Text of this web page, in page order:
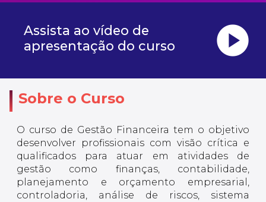
Assista ao vídeo de
apresentação do curso
play_circle
Sobre o Curso
O curso de Gestão Financeira tem o objetivo
desenvolver profissionais com visão crítica e
qualificados para atuar em atividades de
gestão como finanças, contabilidade,
planejamento e orçamento empresarial,
controladoria, análise de riscos, sistema